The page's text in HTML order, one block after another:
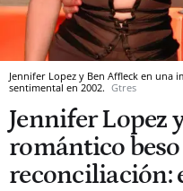
Jennifer Lopez y Ben Affleck en una
sentimental en 2002. Gtres
Jennifer Lopez
romántico
reconciliación: